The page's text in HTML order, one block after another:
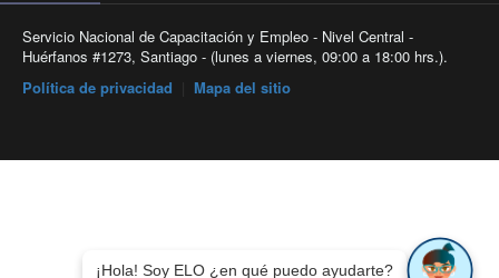
Servicio Nacional de Capacitación y Empleo - Nivel Central -
Huérfanos #1273, Santiago - (lunes a viernes, 09:00 a 18:00 hrs.).
Política de privacidad
Mapa del sitio
¡Hola! Soy ELO ¿en qué puedo ayudarte?